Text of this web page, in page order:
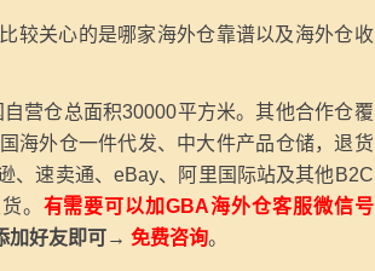
较关心的是哪家海外仓靠谱以及海外仓收
营仓总面积30000平方米。其他合作仓覆
海外仓一件代发、中大件产品仓储，退货
、速卖通、eBay、阿里国际站及其他B2C
。 有需要可以加GBA海外仓客服微信号
加好友即可→ 免费咨询。